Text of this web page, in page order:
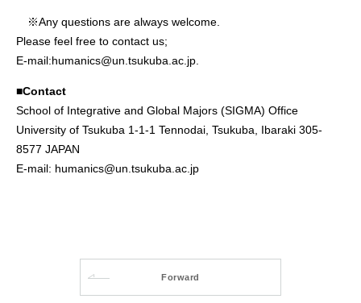
※Any questions are always welcome.
Please feel free to contact us;
E-mail:humanics@un.tsukuba.ac.jp.
■Contact
School of Integrative and Global Majors (SIGMA) Office
University of Tsukuba 1-1-1 Tennodai, Tsukuba, Ibaraki 305-
8577 JAPAN
E-mail: humanics@un.tsukuba.ac.jp
Forward